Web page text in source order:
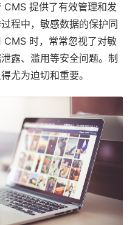
提供了有效管理和发
程中，敏感数据的保护同
时，常常忽视了对敏
露、滥用等安全问题。制
尤为迫切和重要。